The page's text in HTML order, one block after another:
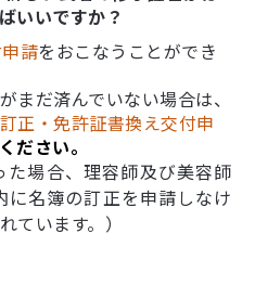
いいですか？
請をおこなうことができ
まだ済んでいない場合は、
正・免許証書換え交付申
ださい。
た場合、理容師及び美容師
名簿の訂正を申請しなけ
ています。）